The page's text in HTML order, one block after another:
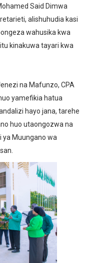
Said Dimwa
alishuhudia kasi
wahusika kwa
kinakuwa tayari kwa
na Mafunzo, CPA
yamefikia hatua
hayo jana, tarehe
huo utaongozwa na
ya Muungano wa